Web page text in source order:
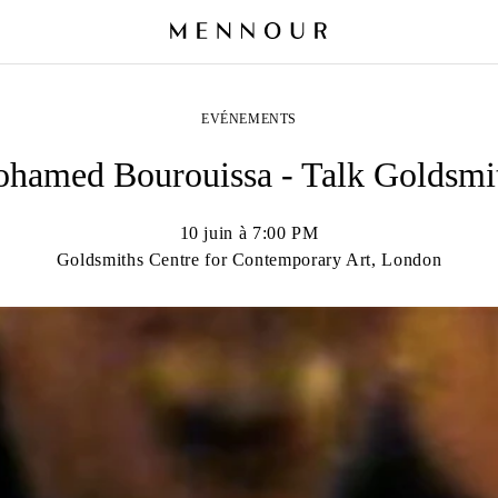
EVÉNEMENTS
Bourouissa - Talk
10 juin à 7:00 PM
Goldsmiths Centre for Contemporary Art, London